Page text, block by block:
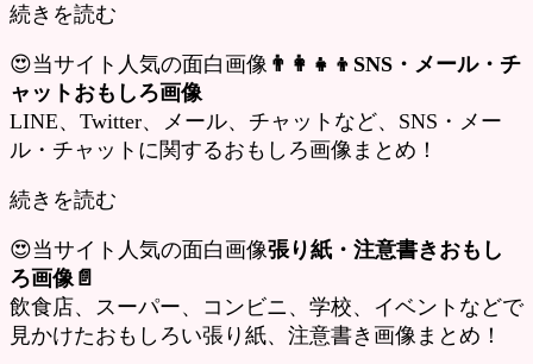
続きを読む
😍当サイト人気の面白画像 👨‍👩‍👧‍👦SNS・メール・チ
ャットおもしろ画像
LINE、Twitter、メール、チャットなど、SNS・メー
ル・チャットに関するおもしろ画像まとめ！
続きを読む
😍当サイト人気の面白画像張り紙・注意書きおもし
ろ画像📄
飲食店、スーパー、コンビニ、学校、イベントなどで
見かけたおもしろい張り紙、注意書き画像まとめ！